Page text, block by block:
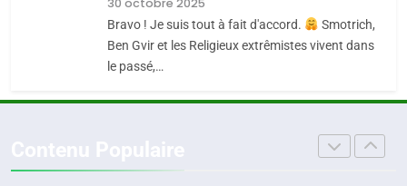
FIÈRE, DIGNE ET RÉSILIENTE :
POURQUOI JE REVENDIQUE
CE QUI NOUS MANQUE –
30 octobre 2025
Bravo ! Je suis tout à fait d'accord.
Smotrich,
Ben Gvir et les Religieux extrêmistes vivent dans
le passé,…
Loya Stauber
CINEMA ISRAÉL
«Tu dis génocide, je dis
guerre»: La nouvelle
chanson de Boy George